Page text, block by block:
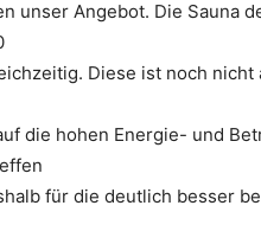
unser Angebot. Die Sauna
Diese ist noch
die hohen Energie- und
für die deutlich besser